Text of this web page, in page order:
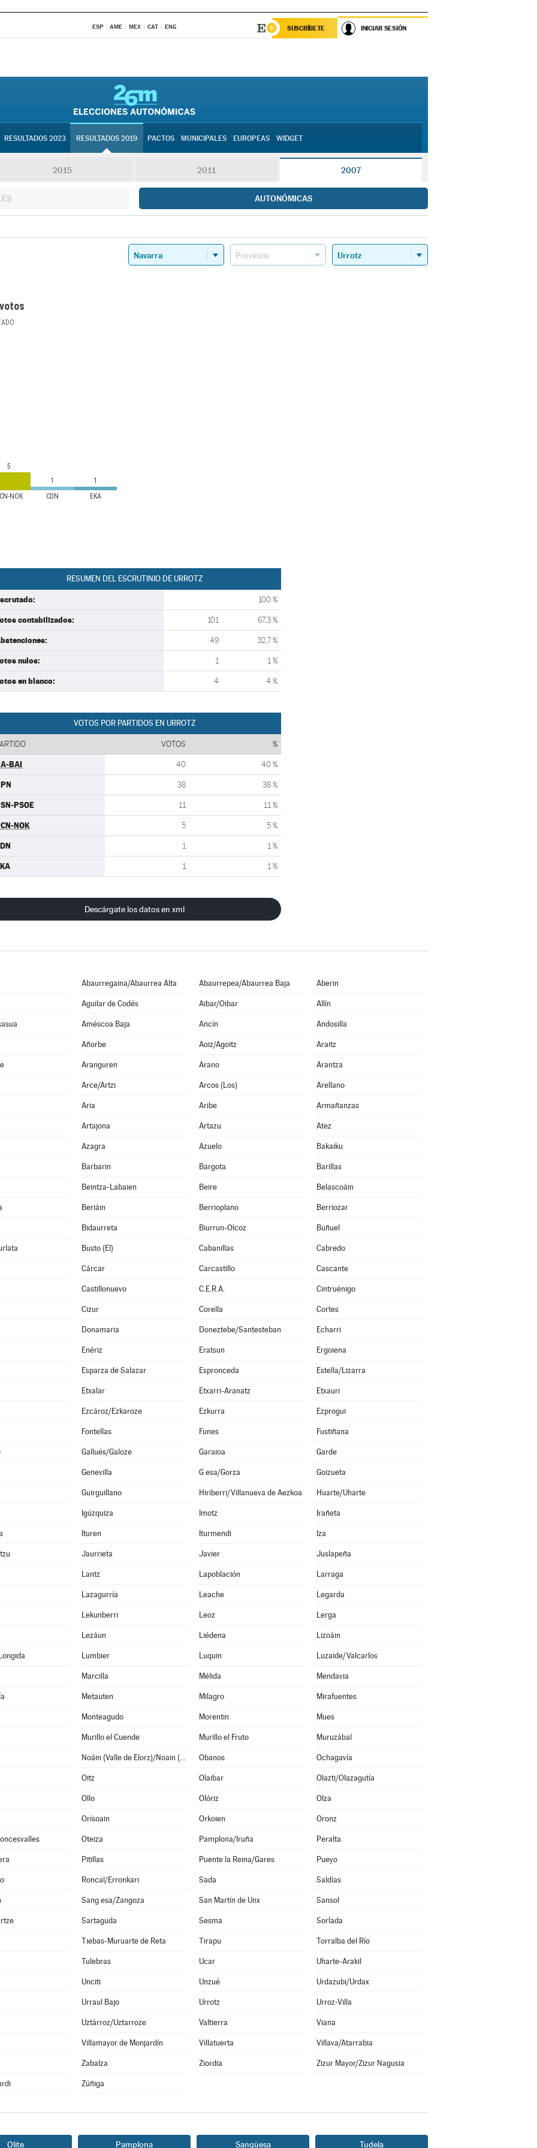
ESP AME MEX CAT ENG SUSCRÍBETE INICIAR SESIÓN
RESULTADOS 2023 RESULTADOS 2019 PACTOS MUNICIPALES EUROPEAS WIDGET
2015 2011 2007
AUTONÓMICAS
NOK CDN EKA
5
1
1
RESUMEN DEL ESCRUTINIO DE URROTZ
100 %
contabilizados: 101 67,3 %
49 32,7 %
nulos: 1 1 %
en blanco: 4 4 %
VOTOS POR PARTIDOS EN URROTZ
VOTOS %
BAI 40 40 %
38 38 %
PSOE 11 11 %
NOK 5 5 %
1 1 %
1 1 %
Descárgate los datos en xml
Abaurregaina/Abaurrea Alta Abaurrepea/Abaurrea Baja Aberin
Aguilar de Codés Aibar/Oibar Allín
Améscoa Baja Ancín Andosilla
Añorbe Aoiz/Agoitz Araitz
Aranguren Arano Arantza
Arce/Artzi Arcos (Los) Arellano
Aria Aribe Armañanzas
Artajona Artazu Atez
Azagra Azuelo Bakaiku
Barbarin Bargota Barillas
Beintza-Labaien Beire Belascoáin
Beriáin Berrioplano Berriozar
Bidaurreta Biurrun-Olcoz Buñuel
Busto (El) Cabanillas Cabredo
Cárcar Carcastillo Cascante
Castillonuevo C.E.R.A. Cintruénigo
Cizur Corella Cortes
Donamaria Doneztebe/Santesteban Echarri
Enériz Eratsun Ergoiena
Esparza de Salazar Espronceda Estella/Lizarra
Etxalar Etxarri-Aranatz Etxauri
Ezcároz/Ezkaroze Ezkurra Ezprogui
Fontellas Funes Fustiñana
Gallués/Galoze Garaioa Garde
Genevilla G esa/Gorza Goizueta
Guirguillano Hiriberri/Villanueva de Aezkoa Huarte/Uharte
Igúzquiza Imotz Irañeta
Ituren Iturmendi Iza
Jaurrieta Javier Juslapeña
Lantz Lapoblación Larraga
Lazagurría Leache Legarda
Lekunberri Leoz Lerga
Lezáun Liédena Lizoáin
Lumbier Luquin Luzaide/Valcarlos
Marcilla Mélida Mendavia
Metauten Milagro Mirafuentes
Monteagudo Morentin Mues
Murillo el Cuende Murillo el Fruto Muruzábal
Noáin (Valle de Elorz)/Noain (Elortzibar) Obanos Ochagavía
Oitz Olaibar Olazti/Olazagutía
Ollo Olóriz Olza
Orísoain Orkoien Oronz
Oteiza Pamplona/Iruña Peralta
Pitillas Puente la Reina/Gares Pueyo
Roncal/Erronkari Sada Saldías
Sang esa/Zangoza San Martín de Unx Sansol
Sartaguda Sesma Sorlada
Tiebas-Muruarte de Reta Tirapu Torralba del Río
Tulebras Ucar Uharte-Arakil
Unciti Unzué Urdazubi/Urdax
Urraul Bajo Urrotz Urroz-Villa
Uztárroz/Uztarroze Valtierra Viana
Villamayor de Monjardín Villatuerta Villava/Atarrabia
Zabalza Ziordia Zizur Mayor/Zizur Nagusia
Zúñiga
Olite Pamplona Sangüesa Tudela